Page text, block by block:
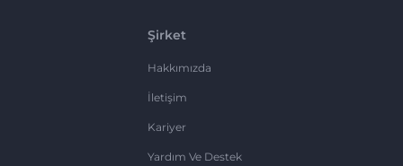
Şirket
Hakkımızda
İletişim
Kariyer
Yardım Ve Destek